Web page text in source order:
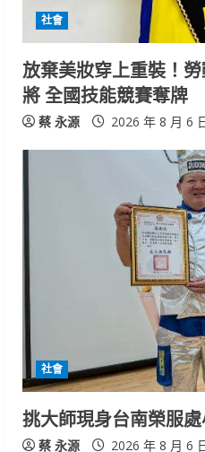
n
g
社會
放棄美妝穿上重裝！
將 全國技能競賽奪牌
蔡 永源 2026 年 8 月 6
社會
挑大師現身台南榮服
蔡 永源 2026 年 8 月 6